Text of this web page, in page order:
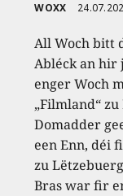
WOXX
All Woch bitt
Abléck an hir
enger Woch
„Filmland“
Domadder
een Enn, déi
zu
Bras war fir